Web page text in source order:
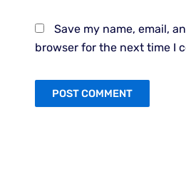
Save my name, email,
browser for the next time I